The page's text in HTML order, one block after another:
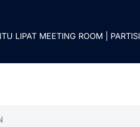
LIPAT MEETING ROOM | PARTISI